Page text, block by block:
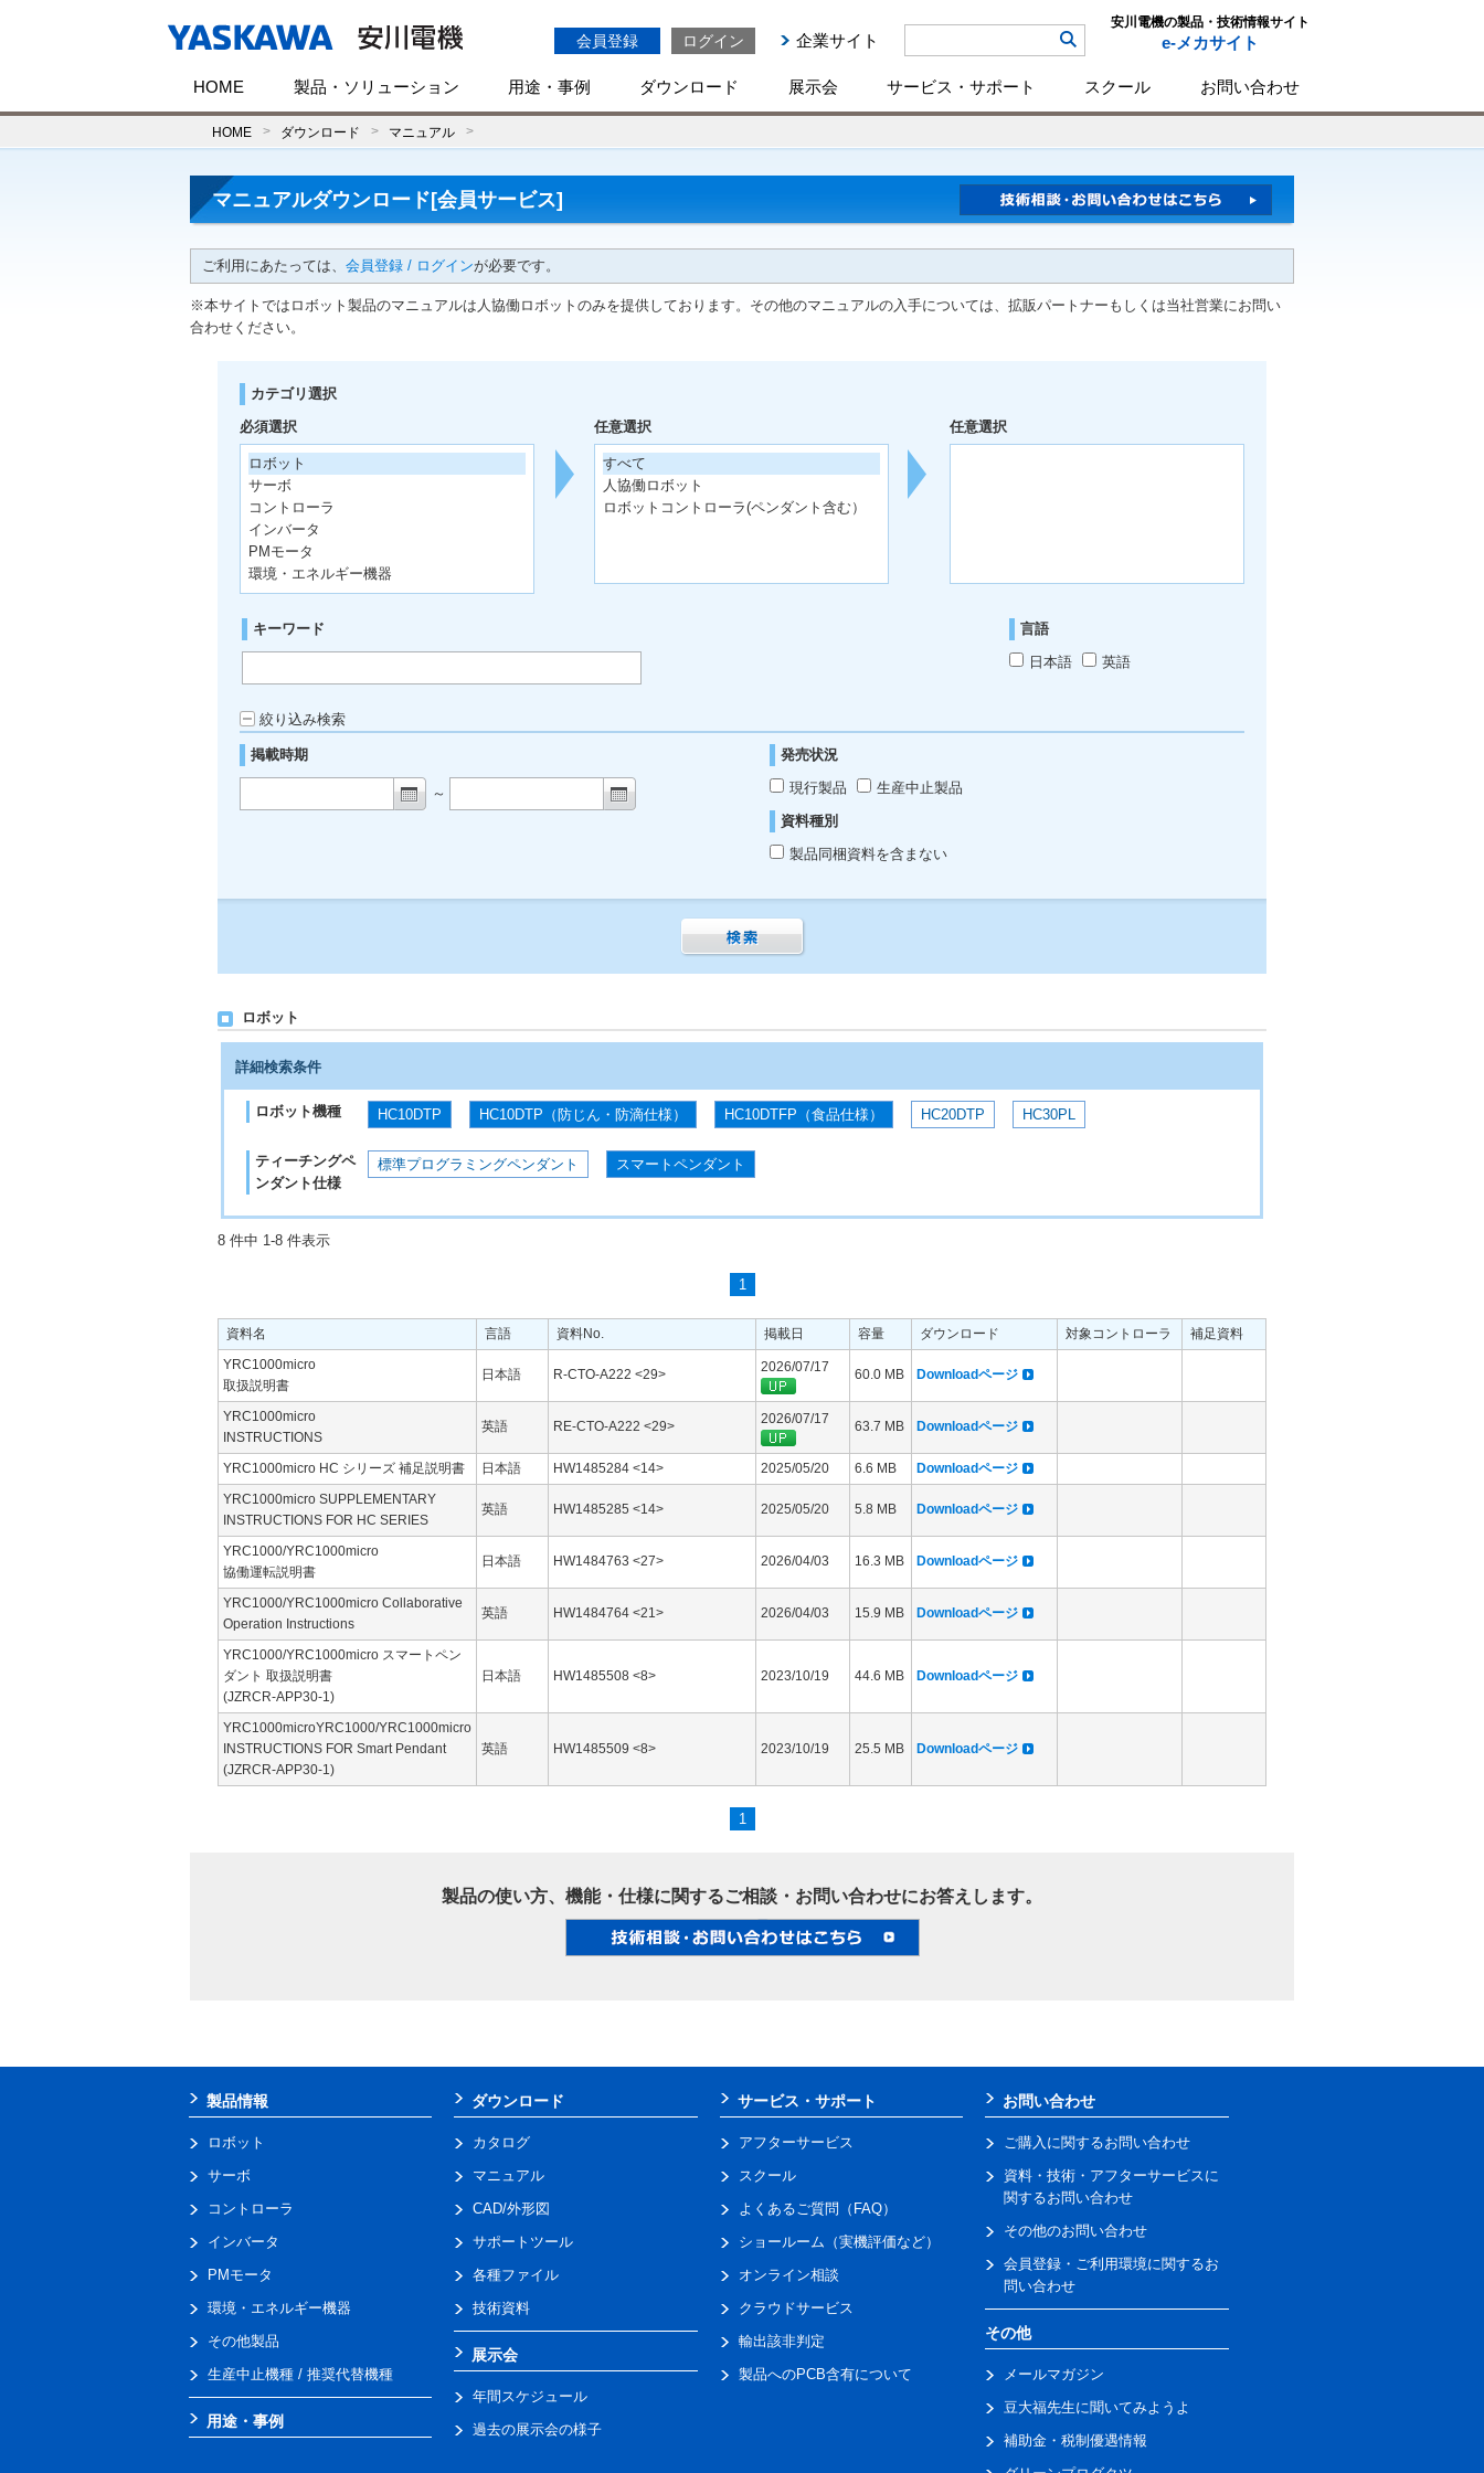
会員登録 ログイン 企業サイト
安川電機の製品・技術情報サイト
e-メカサイト
HOME 製品・ソリューション 用途・事例 ダウンロード 展示会 サービス・サポート スクール お問い合わせ
HOME ダウンロード マニュアル
マニュアルダウンロード[会員サービス]
ご利用にあたっては、 会員登録 / ログインが必要です。
※本サイトではロボット製品のマニュアルは人協働ロボットのみを提供しております。その他のマニュアルの入手については、拡販パートナーもしくは当社営業にお問い
合わせください。
カテゴリ選択
必須選択
ロボット
サーボ
コントローラ
インバータ
PMモータ
環境・エネルギー機器
任意選択
すべて
人協働ロボット
ロボットコントローラ(ペンダント含む）
任意選択
キーワード
言語
日本語
英語
絞り込み検索
掲載時期
～
発売状況
現行製品
生産中止製品
資料種別
製品同梱資料を含まない
ロボット
詳細検索条件
ロボット機種 HC10DTP HC10DTP（防じん・防滴仕様） HC10DTFP（食品仕様） HC20DTP HC30PL
ティーチングペ
ンダント仕様
標準プログラミングペンダント スマートペンダント
8 件中 1-8 件表示
1
資料名 言語 資料No. 掲載日 容量 ダウンロード 対象コントローラ
補足資料
YRC1000micro
取扱説明書
日本語 R-CTO-A222 <29> 2026/07/17 60.0 MB Downloadページ
YRC1000micro
INSTRUCTIONS
英語 RE-CTO-A222 <29> 2026/07/17 63.7 MB Downloadページ
YRC1000micro HC シリーズ 補足説明書 日本語 HW1485284 <14> 2025/05/20 6.6 MB
Downloadページ
YRC1000micro SUPPLEMENTARY
INSTRUCTIONS FOR HC SERIES
英語 HW1485285 <14> 2025/05/20 5.8 MB Downloadページ
YRC1000/YRC1000micro
協働運転説明書
日本語 HW1484763 <27> 2026/04/03 16.3 MB Downloadページ
YRC1000/YRC1000micro Collaborative
Operation Instructions
英語 HW1484764 <21> 2026/04/03 15.9 MB Downloadページ
YRC1000/YRC1000micro スマートペン
ダント 取扱説明書
(JZRCR-APP30-1)
日本語 HW1485508 <8> 2023/10/19 44.6 MB Downloadページ
YRC1000microYRC1000/YRC1000micro
INSTRUCTIONS FOR Smart Pendant
(JZRCR-APP30-1)
英語 HW1485509 <8> 2023/10/19 25.5 MB Downloadページ
1
製品の使い方、機能・仕様に関するご相談・お問い合わせにお答えします。
製品情報
ロボット
サーボ
コントローラ
インバータ
PMモータ
環境・エネルギー機器
その他製品
生産中止機種 / 推奨代替機種
用途・事例
ダウンロード
カタログ
マニュアル
CAD/外形図
サポートツール
各種ファイル
技術資料
展示会
年間スケジュール
過去の展示会の様子
サービス・サポート
アフターサービス
スクール
よくあるご質問（FAQ）
ショールーム（実機評価など）
オンライン相談
クラウドサービス
輸出該非判定
製品へのPCB含有について
お問い合わせ
ご購入に関するお問い合わせ
資料・技術・アフターサービスに
関するお問い合わせ
その他のお問い合わせ
会員登録・ご利用環境に関するお
問い合わせ
その他
メールマガジン
豆大福先生に聞いてみようよ
補助金・税制優遇情報